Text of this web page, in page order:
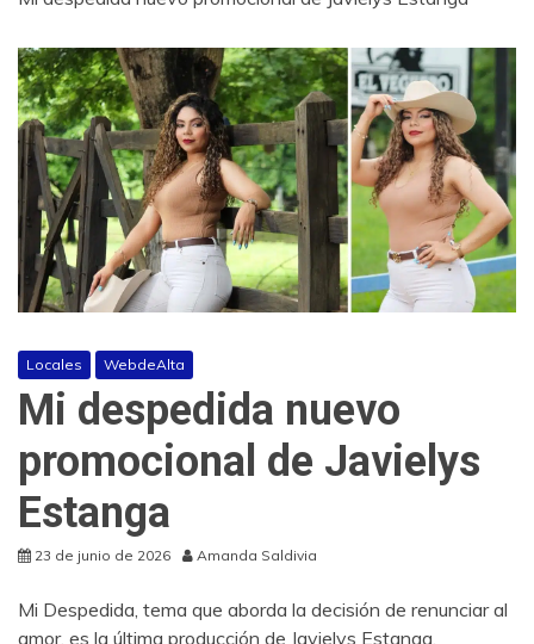
Locales WebdeAlta
Mi despedida nuevo
promocional de Javielys
Estanga
23 de junio de 2026 Amanda Saldivia
Mi Despedida, tema que aborda la decisión de renunciar al
amor, es la última producción de Javielys Estanga,